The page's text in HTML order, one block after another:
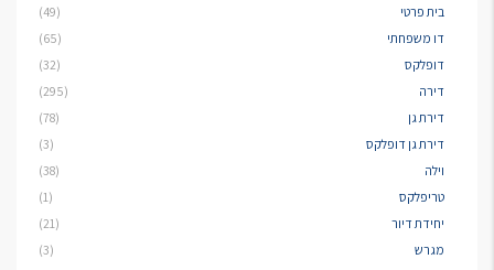
בית פרטי
(49)
דו משפחתי
(65)
דופלקס
(32)
דירה
(295)
דירת גן
(78)
דירת גן דופלקס
(3)
וילה
(38)
טריפלקס
(1)
יחידת דיור
(21)
מגרש
(3)